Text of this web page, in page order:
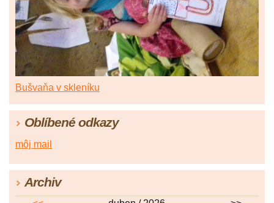
Bušvaňa v skleníku
Oblíbené odkazy
môj mail
Archiv